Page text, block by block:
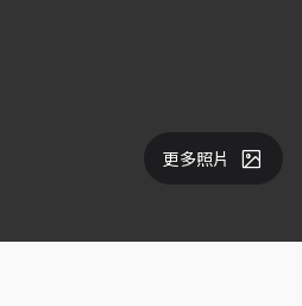
更多照片